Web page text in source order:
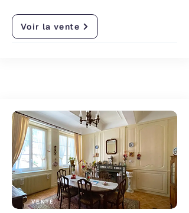
Voir la vente
VENTE